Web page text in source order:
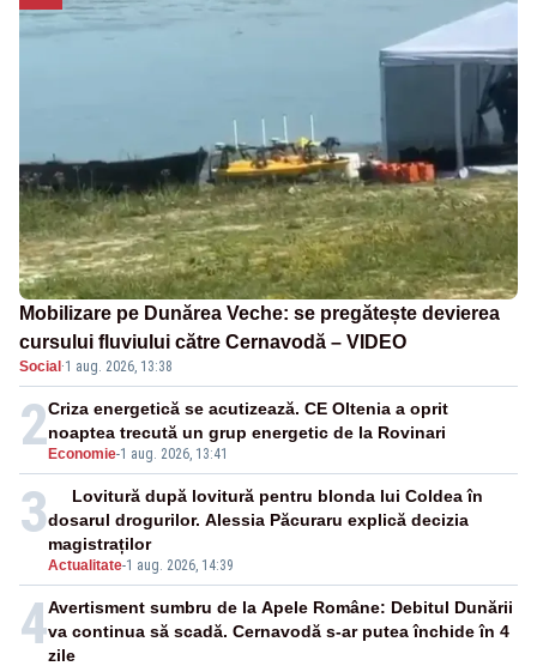
Mobilizare pe Dunărea Veche: se pregătește devierea
cursului fluviului către Cernavodă – VIDEO
Social·1 aug. 2026, 13:38
2Economie-1 aug. 2026, 13:41
Criza energetică se acutizează. CE Oltenia a oprit
noaptea trecută un grup energetic de la Rovinari
3
Actualitate-1 aug. 2026, 14:39
Lovitură după lovitură pentru blonda lui Coldea în
dosarul drogurilor. Alessia Păcuraru explică decizia
magistraților
4Avertisment sumbru de la Apele Române: Debitul Dunării
va continua să scadă. Cernavodă s-ar putea închide în 4
zile